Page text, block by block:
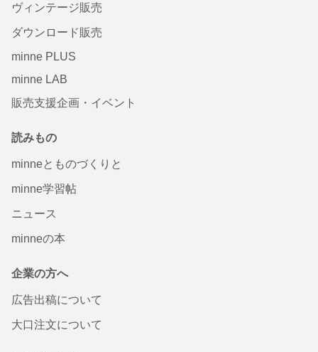
ヴィンテージ販売
ダウンロード販売
minne PLUS
minne LAB
販売支援企画・イベント
読みもの
minneとものづくりと
minne学習帖
ニュース
minneの本
企業の方へ
広告出稿について
大口注文について